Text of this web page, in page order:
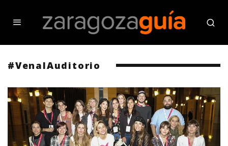
#VenalAuditorio